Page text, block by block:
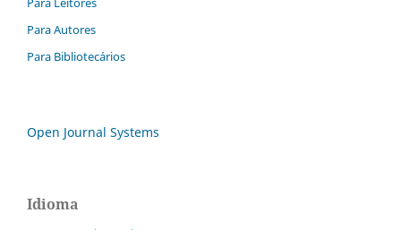
Para Autores
Para Bibliotecários
Open Journal Systems
Idioma